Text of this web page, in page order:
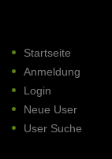
Startseite
Anmeldung
Login
Neue User
User Suche